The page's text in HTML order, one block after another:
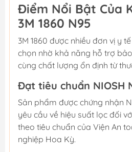
Điểm Nổi Bật Của
3M 1860 N95
3M 1860 được nhiều đơn vị y
chọn nhờ khả năng hỗ trợ
cùng chất lượng ổn định từ
Đạt tiêu chuẩn NIOSH
Sản phẩm được chứng nhận
yêu cầu về hiệu suất lọc đối
theo tiêu chuẩn của Viện An
nghiệp Hoa Kỳ.